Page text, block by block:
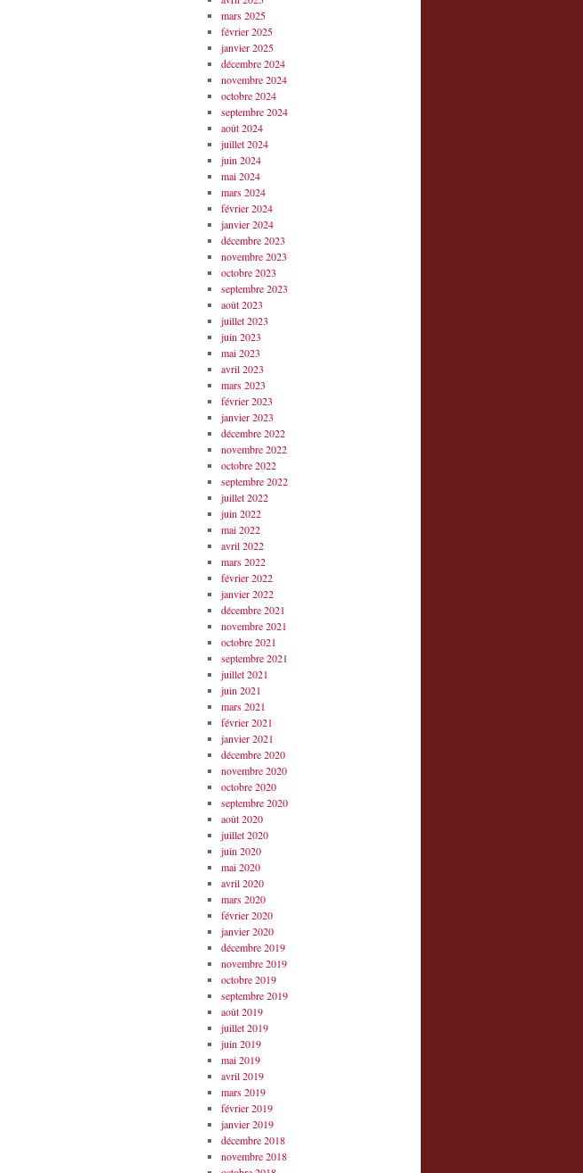
mars 2025
février 2025
janvier 2025
décembre 2024
novembre 2024
octobre 2024
septembre 2024
août 2024
juillet 2024
juin 2024
mai 2024
mars 2024
février 2024
janvier 2024
décembre 2023
novembre 2023
octobre 2023
septembre 2023
août 2023
juillet 2023
juin 2023
mai 2023
avril 2023
mars 2023
février 2023
janvier 2023
décembre 2022
novembre 2022
octobre 2022
septembre 2022
juillet 2022
juin 2022
mai 2022
avril 2022
mars 2022
février 2022
janvier 2022
décembre 2021
novembre 2021
octobre 2021
septembre 2021
juillet 2021
juin 2021
mars 2021
février 2021
janvier 2021
décembre 2020
novembre 2020
octobre 2020
septembre 2020
août 2020
juillet 2020
juin 2020
mai 2020
avril 2020
mars 2020
février 2020
janvier 2020
décembre 2019
novembre 2019
octobre 2019
septembre 2019
août 2019
juillet 2019
juin 2019
mai 2019
avril 2019
mars 2019
février 2019
janvier 2019
décembre 2018
novembre 2018